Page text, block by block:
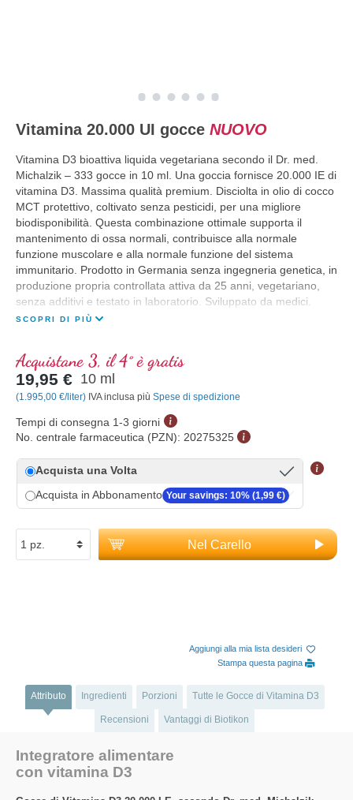
Vitamina 20.000 UI gocce NUOVO
Vitamina D3 bioattiva liquida vegetariana secondo il Dr. med.
Michalzik – 333 gocce in 10 ml. Una goccia fornisce 20.000 IE di
vitamina D3. Massima qualità premium. Disciolta in olio di cocco
MCT protettivo, coltivato senza pesticidi, per una migliore
biodisponibilità. Questa combinazione ottimale supporta il
mantenimento di ossa normali, contribuisce alla normale
funzione muscolare e alla normale funzione del sistema
immunitario. Prodotto in Germania senza ingegneria genetica, in
produzione propria controllata attiva da 25 anni, vegetariano,
senza additivi e testato in laboratorio. Sviluppato da medici.
SCOPRI DI PIÙ
Acquistane 3, il 4° è gratis
19,95 € 10 ml
(1.995,00 €/liter) IVA inclusa più Spese di spedizione
Tempi di consegna 1-3 giorni
No. centrale farmaceutica (PZN): 20275325
Acquista una Volta
Acquista in Abbonamento Your savings: 10% (1,99 €)
Nel Carello
Aggiungi alla mia lista desideri
Stampa questa pagina
Attributo Ingredienti Porzioni Tutte le Gocce di Vitamina D3
Recensioni Vantaggi di Biotikon
Integratore alimentare
con vitamina D3